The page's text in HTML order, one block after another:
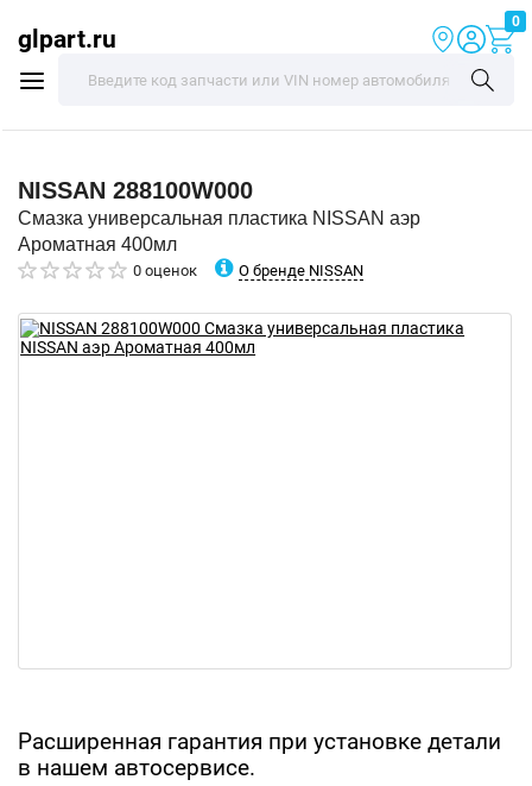
glpart.ru
0
NISSAN 288100W000
Смазка универсальная пластика NISSAN аэр
Ароматная 400мл
0 оценок О бренде NISSAN
Расширенная гарантия при установке детали
в нашем автосервисе.